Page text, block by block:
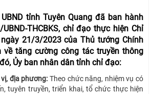
tỉnh Tuyên Quang đã ban hành
THCBKS, chỉ đạo thực hiện Chỉ
21/3/2023 của Thủ tướng Chính
về tăng cường công tác truyền thông
Ủy ban nhân dân tỉnh chỉ đạo:
địa phương: Theo chức năng, nhiệm vụ có
tuyên truyền, triển khai, tổ chức thực hiện